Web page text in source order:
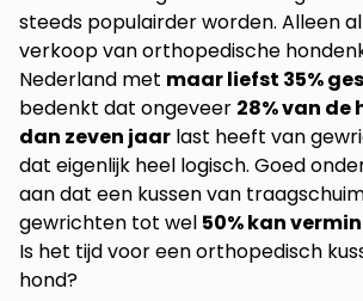
steeds populairder worden. Alleen
verkoop van orthopedische
Nederland met maar liefst 35%
bedenkt dat ongeveer 28% van de
dan zeven jaar last heeft van
dat eigenlijk heel logisch. Goed
aan dat een kussen van
gewrichten tot wel 50% kan
Is het tijd voor een orthopedisch
hond?